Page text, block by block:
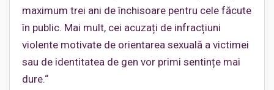
maximum trei ani de închisoare pentru cele făcute
în public. Mai mult, cei acuzați de infracțiuni
violente motivate de orientarea sexuală a victimei
sau de identitatea de gen vor primi sentințe mai
dure.“